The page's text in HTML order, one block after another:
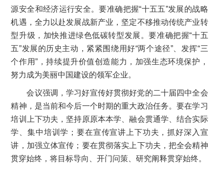
源安全和经济运行安全。要准确把握“十五五”发展的战略
机遇，全力以赴发展战新产业，坚定不移推动传统产业转
型升级，加快推进绿色低碳转型发展。要准确把握“十五
五”发展的历史主动，紧紧围绕用好“两个途径”、发挥“三
个作用”，持续提升价值创造能力，加强生态环境保护，
努力成为美丽中国建设的领军企业。
会议强调，学习好宣传好贯彻好党的二十届四中全会
精神，是当前和今后一个时期的重大政治任务。要在学习
培训上下功夫，坚持原原本本学、融会贯通学、结合实际
学、集中培训学；要在宣传宣讲上下功夫，抓好深入宣
讲，加强立体宣传；要在贯彻落实上下功夫，把全会精神
贯穿始终，将目标导向、开门问策、研究阐释贯穿始终。